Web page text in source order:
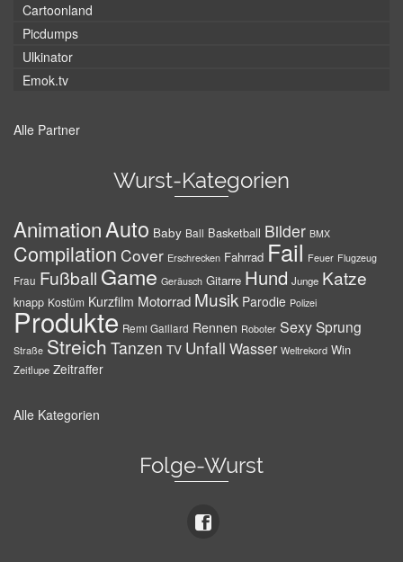
Cartoonland
Picdumps
Ulkinator
Emok.tv
Alle Partner
Wurst-Kategorien
AnimationAuto Baby Ball Basketball Bilder BMX
Compilation Cover Erschrecken Fahrrad Fail Feuer Flugzeug
Frau Fußball Game Geräusch Gitarre Hund Junge Katze
knapp Kostüm Kurzfilm Motorrad Musik Parodie Polizei
Produkte Remi Gaillard Rennen Roboter SexySprung
Straße Streich Tanzen TV Unfall Wasser Weltrekord Win
Zeitlupe Zeitraffer
Alle Kategorien
Folge-Wurst